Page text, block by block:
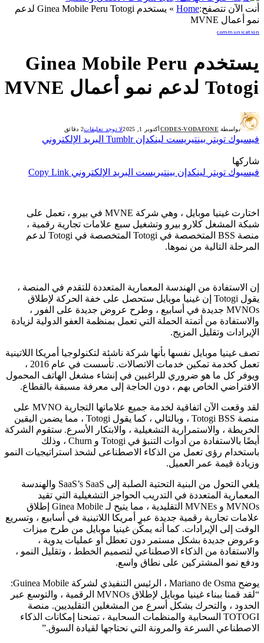
أنت الآن تتصفح:Home
»
يستخدم Ginea Mobile Peru Totogi لدعم
نمو أعمال MVNE
communication
يستخدم Ginea Mobile Peru
Totogi لدعم نمو أعمال MVNE
بواسطة CODES-VODAFONE أكتوبر 1, 2025 لا توجد تعليقات2 دقائق
فيسبوك تويتر بينتيريست لينكدإن Tumblr البريد الإلكتروني
شاركها
فيسبوك تويتر لينكدإن بينتيريست البريد الإلكتروني Copy Link
اختارت غينيا موبايل ، وهي شركة MVNE في بيرو ، تعمل على
شبكة المشغل كلارو بيرو وتشغيل سبع علامات تجارية رقمية ،
منصة BSS المتخصصة في Totogi المتخصصة في Totogi لدعم
المرحلة التالية من نموها.
إن الاستفادة من الهندسة المعمارية المتعددة للتقدم في المنصة ،
يقول Totogi إن غينيا موبايل ستحصل على خفة الحركة لإطلاق
MVNOs جديدة في أسابيع ، وطرح عروض جديدة على الفور ،
والاستفادة من أتمتة الحملة التي تعمل بمنظمة العفو الدولية لزيادة
الإيرادات وتقليل المزيج.
تصف غينيا موبايل نفسها بأنها شركة ناشئة لتكنولوجيا أمريكا اللاتينية
تعمل كخدمة تمكين خدمات الاتصالات. تأسست في عام 2016 ،
ويوفر كل ما هو ضروري للراغبين في إنشاء مشغل الهاتف المحمول
الافتراضي الخاص بهم ، دون الحاجة إلى معرفة مسبقة بالقطاع.
لقد وقعت الآن اتفاقية لخدمة جميع علاماتها التجارية MVNO على
منصة Totogi BSS ، وبالتالي ، كما يقول Totogi ، مما يضمن اليقين
الخريطة ، والاستمرارية التشغيلية ، والابتكار الأسرع. ستقوم الشركة
أيضًا بالاستفادة من أدوات التنبؤ في Totogi و Churn ، وذلك
باستخدام رؤى تعمل من الذكاء الاصطناعى لشحذ استراتيجيات النمو
وزيادة قيمة عمر العميل.
يلغي التحول من البنية التحتية الصلبة إلى SaaS’s SaaS والهندسة
المعمارية المتعددة في التدريب الحواجز التشغيلية التي تقيد
MVNOs و MVNEs التقليدية ، مما يتيح لـ Ginea Mobile إطلاق
علامات تجارية رقمية جديدة عبر أمريكا اللاتينية في أسابيع ، وتسريع
الوقت إلى الإيرادات. كما أنه يمكّن غينيا موبايل من طرح ميزات
وعروض جديدة بشكل مستمر دون تعطل أو عمليات يدوية ،
والاستفادة من الذكاء الاصطناعي لتصميم الخطط ، وتقليل النمو ،
ودفع نمو المشتركين على نطاق واسع.
يوضح Mariano de Osma ، الرئيس التنفيذي لشركة Guinea Mobile:
“لقد قمنا ببناء غينيا موبايل لإطلاق MVNOs الرقمية ، والتوسع عبر
الحدود ، والتحرك بشكل أسرع من المشغلين التقليديين. منصة
TOTOGI السحابية والمنظمات السحابية ، تمنحنا إمكانات الذكاء
الاصطناعي السرعة والمرونة التي نحتاجها لقيادة السوق.”